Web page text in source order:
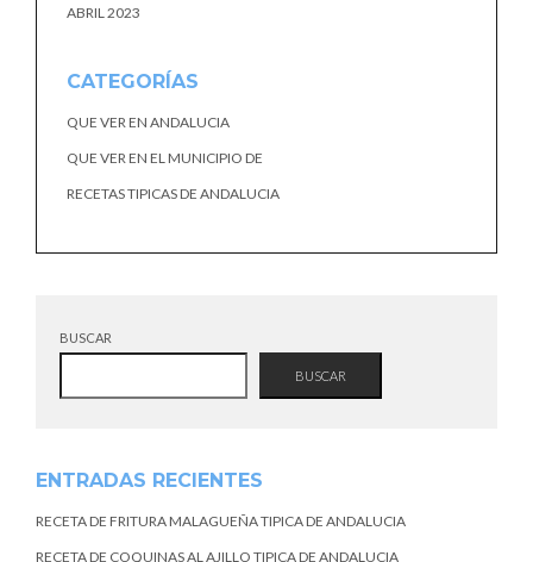
ABRIL 2023
CATEGORÍAS
QUE VER EN ANDALUCIA
QUE VER EN EL MUNICIPIO DE
RECETAS TIPICAS DE ANDALUCIA
BUSCAR
BUSCAR
ENTRADAS RECIENTES
RECETA DE FRITURA MALAGUEÑA TIPICA DE ANDALUCIA
RECETA DE COQUINAS AL AJILLO TIPICA DE ANDALUCIA